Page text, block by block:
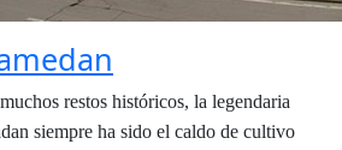
restos históricos, la legendaria
siempre ha sido el caldo de cultivo